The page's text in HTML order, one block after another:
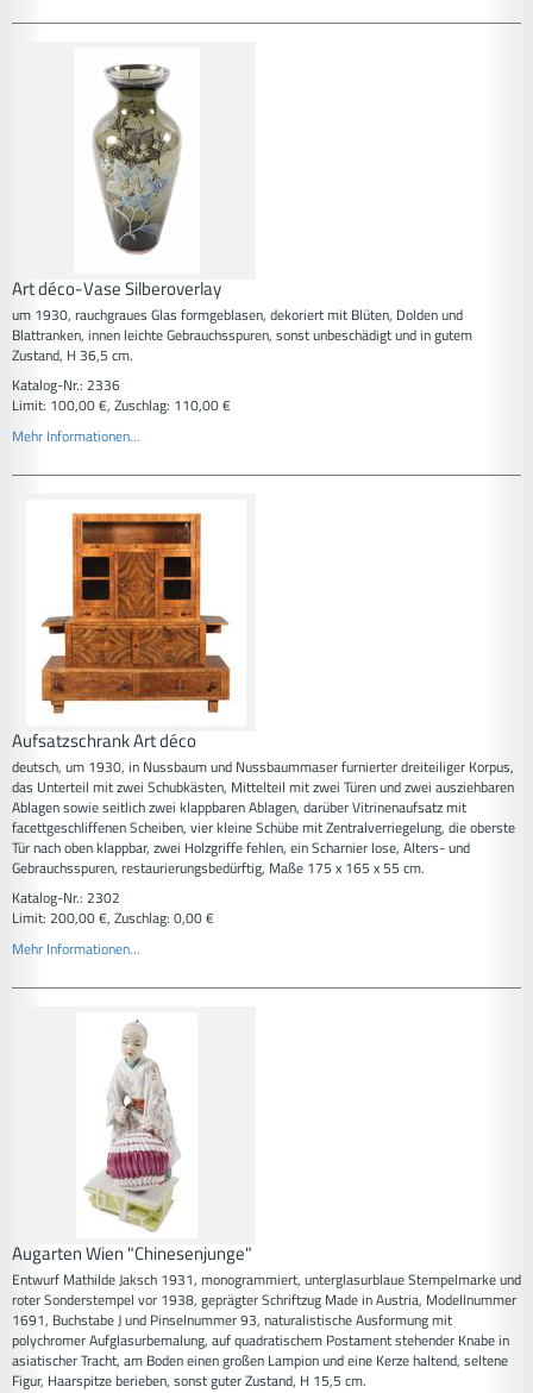
Art déco-Vase Silberoverlay
um 1930, rauchgraues Glas formgeblasen, dekoriert mit Blüten, Dolden und
Blattranken, innen leichte Gebrauchsspuren, sonst unbeschädigt und in gutem
Zustand, H 36,5 cm.
Katalog-Nr.: 2336
Limit: 100,00 €, Zuschlag: 110,00 €
Mehr Informationen...
Aufsatzschrank Art déco
deutsch, um 1930, in Nussbaum und Nussbaummaser furnierter dreiteiliger Korpus,
das Unterteil mit zwei Schubkästen, Mittelteil mit zwei Türen und zwei ausziehbaren
Ablagen sowie seitlich zwei klappbaren Ablagen, darüber Vitrinenaufsatz mit
facettgeschliffenen Scheiben, vier kleine Schübe mit Zentralverriegelung, die oberste
Tür nach oben klappbar, zwei Holzgriffe fehlen, ein Scharnier lose, Alters- und
Gebrauchsspuren, restaurierungsbedürftig, Maße 175 x 165 x 55 cm.
Katalog-Nr.: 2302
Limit: 200,00 €, Zuschlag: 0,00 €
Mehr Informationen...
Augarten Wien "Chinesenjunge"
Entwurf Mathilde Jaksch 1931, monogrammiert, unterglasurblaue Stempelmarke und
roter Sonderstempel vor 1938, geprägter Schriftzug Made in Austria, Modellnummer
1691, Buchstabe J und Pinselnummer 93, naturalistische Ausformung mit
polychromer Aufglasurbemalung, auf quadratischem Postament stehender Knabe in
asiatischer Tracht, am Boden einen großen Lampion und eine Kerze haltend, seltene
Figur, Haarspitze berieben, sonst guter Zustand, H 15,5 cm.